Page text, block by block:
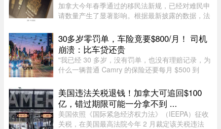
加拿大今年春季通过的移民法新规，已经对难民申
请数量产生了显著影响。根据最新披露的数据，法
请，较去年同期的 2.78 万宗减少近一半。新法生
效，难民通道收紧今年 3 ...
30多岁零罚单，车险竟要$800/月！ 司机
崩溃：比车贷还贵
"我已经 30 多岁，没有罚单，也没有理赔记录，为
什么一辆普通 Camry 的保险还要每月 $500 到
己找过保险经纪、直接联系过保险公司，也使用了
多个比价网站，得到的报价 ...
美国违法关税退钱！加拿大可追回$100
亿，错过期限可能一分拿不到 ...
美国依照《国际紧急经济权力法》（IEEPA）征收
关税，在美国最高法院今年 2 月裁定该关税违法